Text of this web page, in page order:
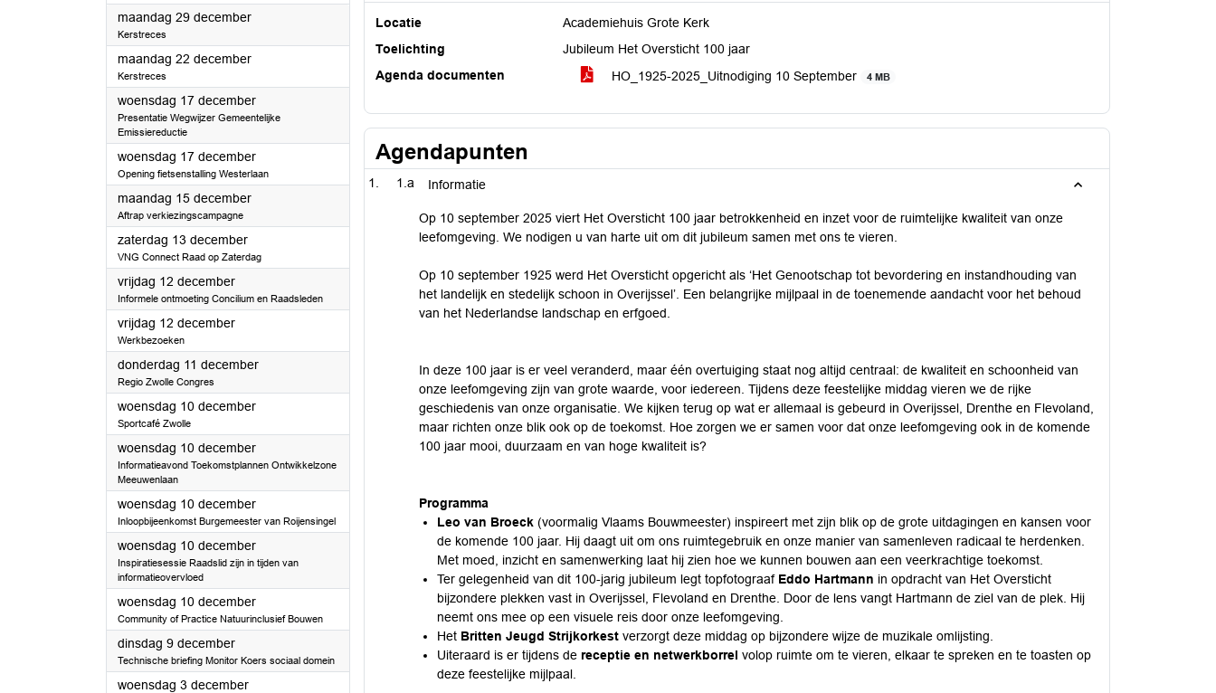
maandag 29 december2025
Kerstreces
maandag 22 december2025
Kerstreces
woensdag 17 december2025
Presentatie Wegwijzer Gemeentelijke
Emissiereductie
woensdag 17 december2025
Opening fietsenstalling Westerlaan
maandag 15 december2025
Aftrap verkiezingscampagne
zaterdag 13 december2025
VNG Connect Raad op Zaterdag
vrijdag 12 december2025
Informele ontmoeting Concilium en Raadsleden
vrijdag 12 december2025
Werkbezoeken
donderdag 11 december2025
Regio Zwolle Congres
woensdag 10 december2025
Sportcafé Zwolle
woensdag 10 december2025
Informatieavond Toekomstplannen Ontwikkelzone
Meeuwenlaan
woensdag 10 december2025
Inloopbijeenkomst Burgemeester van Roijensingel
woensdag 10 december2025
Inspiratiesessie Raadslid zijn in tijden van
informatieovervloed
woensdag 10 december2025
Community of Practice Natuurinclusief Bouwen
dinsdag 9 december2025
Technische briefing Monitor Koers sociaal domein
woensdag 3 december2025
Locatie
Academiehuis Grote Kerk
Toelichting
Jubileum Het Oversticht 100 jaar
Agenda documenten
HO_1925-2025_Uitnodiging 10 September 4 MB
Agendapunten
1.a Informatie
Op 10 september 2025 viert Het Oversticht 100 jaar betrokkenheid en inzet voor de ruimtelijke kwaliteit van onze
leefomgeving. We nodigen u van harte uit om dit jubileum samen met ons te vieren.
Op 10 september 1925 werd Het Oversticht opgericht als ‘Het Genootschap tot bevordering en instandhouding van
het landelijk en stedelijk schoon in Overijssel’. Een belangrijke mijlpaal in de toenemende aandacht voor het behoud
van het Nederlandse landschap en erfgoed.
In deze 100 jaar is er veel veranderd, maar één overtuiging staat nog altijd centraal: de kwaliteit en schoonheid van
onze leefomgeving zijn van grote waarde, voor iedereen. Tijdens deze feestelijke middag vieren we de rijke
geschiedenis van onze organisatie. We kijken terug op wat er allemaal is gebeurd in Overijssel, Drenthe en Flevoland,
maar richten onze blik ook op de toekomst. Hoe zorgen we er samen voor dat onze leefomgeving ook in de komende
100 jaar mooi, duurzaam en van hoge kwaliteit is?
Programma
Leo van Broeck (voormalig Vlaams Bouwmeester) inspireert met zijn blik op de grote uitdagingen en kansen voor
de komende 100 jaar. Hij daagt uit om ons ruimtegebruik en onze manier van samenleven radicaal te herdenken.
Met moed, inzicht en samenwerking laat hij zien hoe we kunnen bouwen aan een veerkrachtige toekomst.
Ter gelegenheid van dit 100-jarig jubileum legt topfotograaf Eddo Hartmann in opdracht van Het Oversticht
bijzondere plekken vast in Overijssel, Flevoland en Drenthe. Door de lens vangt Hartmann de ziel van de plek. Hij
neemt ons mee op een visuele reis door onze leefomgeving.
Het Britten Jeugd Strijkorkest verzorgt deze middag op bijzondere wijze de muzikale omlijsting.
Uiteraard is er tijdens de receptie en netwerkborrel volop ruimte om te vieren, elkaar te spreken en te toasten op
deze feestelijke mijlpaal.